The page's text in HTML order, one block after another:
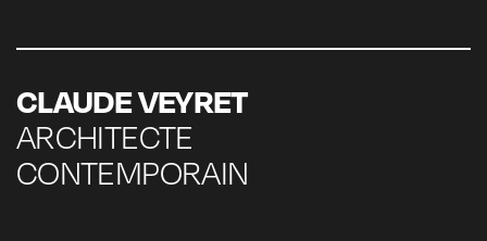
CLAUDE VEYRET
ARCHITECTE
CONTEMPORAIN